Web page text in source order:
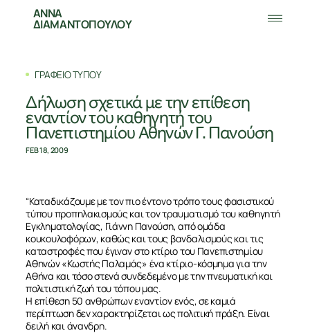
ΑΝΝΑ
ΔΙΑΜΑΝΤΟΠΟΥΛΟΥ
ΓΡΑΦΕΙΟ ΤΥΠΟΥ
Δήλωση σχετικά με την επίθεση
εναντίον του καθηγητή του
Πανεπιστημίου Αθηνών Γ. Πανούση
FEB 18, 2009
“Καταδικάζουμε με τον πιο έντονο τρόπο τους φασιστικού
τύπου προπηλακισμούς και τον τραυματισμό του καθηγητή
Εγκληματολογίας, Γιάννη Πανούση, από ομάδα
κουκουλοφόρων, καθώς και τους βανδαλισμούς και τις
καταστροφές που έγιναν στο κτίριο του Πανεπιστημίου
Αθηνών «Κωστής Παλαμάς» ένα κτίριο-κόσμημα για την
Αθήνα και τόσο στενά συνδεδεμένο με την πνευματική και
πολιτιστική ζωή του τόπου μας.
Η επίθεση 50 ανθρώπων εναντίον ενός, σε καμιά
περίπτωση δεν χαρακτηρίζεται ως πολιτική πράξη. Είναι
δειλή και άνανδρη.